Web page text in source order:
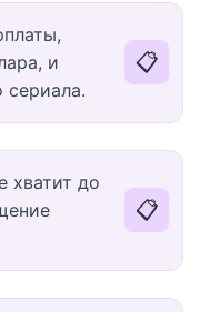
и
📋
хватит до
📋